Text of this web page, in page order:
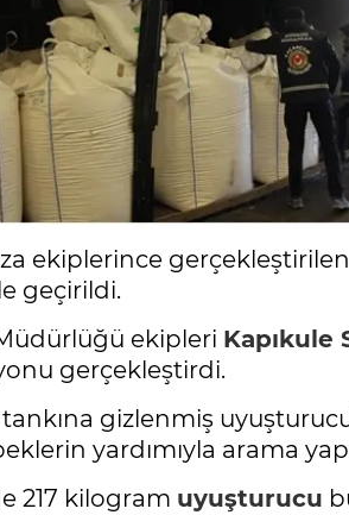
ekiplerince gerçekleştirilen
geçirildi.
ekipleri Kapıkule
gerçekleştirdi.
gizlenmiş
yardımıyla arama
217 kilogram uyuşturucu